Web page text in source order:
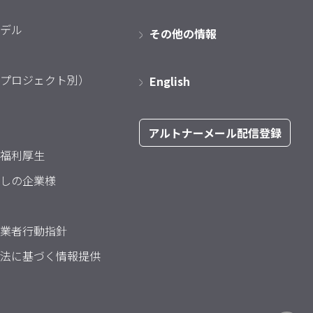
ル
ロジェクト別）
利厚生
の企業様
者行動指針
に基づく情報提供
その他の情報
English
アルトナーメール配信登録